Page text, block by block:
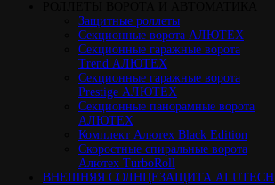
Защитные роллеты
Секционные ворота АЛЮТЕХ
Секционные гаражные ворота
Trend АЛЮТЕХ
Секционные гаражные ворота
Prestige АЛЮТЕХ
Секционные панорамные ворота
АЛЮТЕХ
Комплект Алютех Black Edition
Скоростные спиральные ворота
Алютех TurboRoll
ВНЕШНЯЯ СОЛНЦЕЗАЩИТА ALUTECH